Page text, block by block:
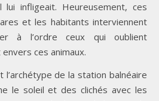
lui infligeait. Heureusement, ces
et les habitants interviennent
à l’ordre ceux qui oublient
ces animaux.
l’archétype de la station balnéaire
le soleil et des clichés avec les